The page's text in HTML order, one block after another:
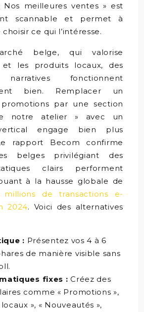
meilleures ventes » est
scannable et permet à
ce qui l’intéresse.
belge, qui valorise
et les produits locaux, des
narratives fonctionnent
bien. Remplacer un
par une section
notre atelier » avec un
engage bien plus
rapport Becom confirme
belges privilégiant des
clairs performent
à la hausse globale de
de transactions e-
2024. Voici des alternatives
: Présentez vos 4 à 6
de manière visible sans
fixes : Créez des
comme « Promotions »,
», « Nouveautés »,